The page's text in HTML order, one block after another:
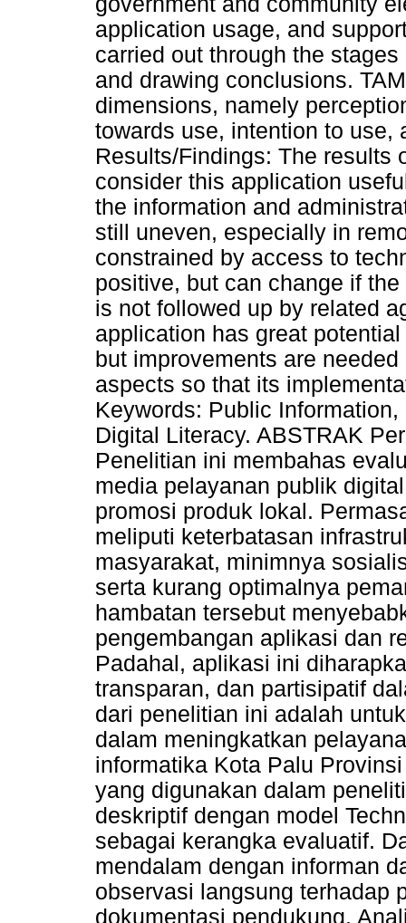
application usage, and
carried out through the
and drawing conclusions.
dimensions, namely
towards use, intention to use,
Results/Findings: The results
consider this application
the information and
still uneven, especially in
constrained by access to
positive, but can change if
is not followed up by related
application has great
but improvements are
aspects so that its
Keywords: Public
Digital Literacy. ABSTRAK
Penelitian ini membahas
media pelayanan publik
promosi produk lokal.
meliputi keterbatasan
masyarakat, minimnya
serta kurang optimalnya
hambatan tersebut
pengembangan aplikasi dan
Padahal, aplikasi ini
transparan, dan partisipatif
dari penelitian ini adalah
dalam meningkatkan
informatika Kota Palu
yang digunakan dalam
deskriptif dengan model
sebagai kerangka evaluatif.
mendalam dengan informan
observasi langsung terhadap
dokumentasi pendukung.